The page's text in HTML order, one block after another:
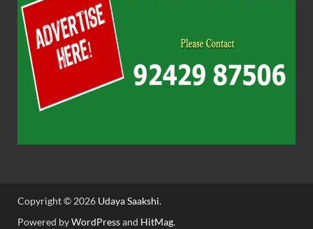
Copyright © 2026 Udaya Saakshi.
Powered byWordPressand HitMag.